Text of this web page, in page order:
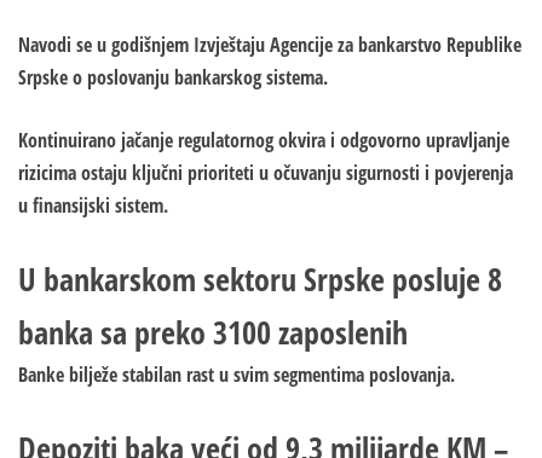
Navodi se u godišnjem Izvještaju Agencije za bankarstvo Republike
Srpske o poslovanju bankarskog sistema.
Kontinuirano jačanje regulatornog okvira i odgovorno upravljanje
rizicima ostaju ključni prioriteti u očuvanju sigurnosti i povjerenja
u finansijski sistem.
U bankarskom sektoru Srpske posluje 8
banka sa preko 3100 zaposlenih
Banke bilježe stabilan rast u svim segmentima poslovanja.
Depoziti baka veći od 9,3 milijarde KM –